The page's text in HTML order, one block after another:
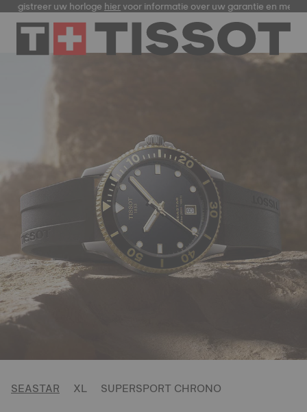
uw horlogehiervoor informatie over uw garantie en meer
SEASTAR XL SUPERSPORT CHRONO